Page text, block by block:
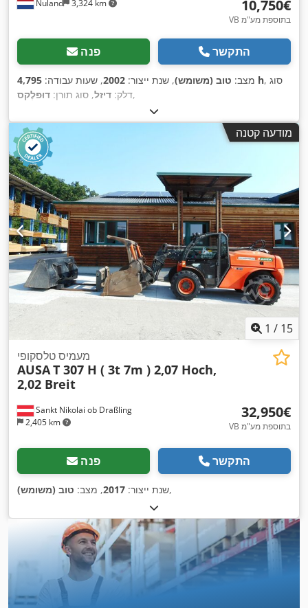
Nuland 3,324 km ‏10,750 ‏€
VB בתוספת מע"מ
פנה התקשר
מצב: טוב (משומש), שנת ייצור: 2002, שעות עבודה: 4,795 h, סוג
דלק: דיזל, סוג תורן: דוּפּלֶקס ,
מודעה קטנה
1 / 15
Sankt Nikolai ob Draßling
2,405 km
מעמיס טלסקופי
AUSAT 307 H ( 3t 7m ) 2,07 Hoch,
2,02 Breit
‏32,950 ‏€
VB בתוספת מע"מ
פנה התקשר
שנת ייצור: 2017, מצב: טוב (משומש) ,